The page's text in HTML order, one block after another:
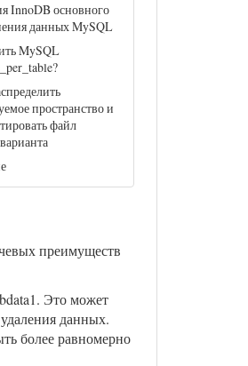
InnoDB основного
данных MySQL
MySQL
пространство и
файл
преимуществ
Это может
данных.
более равномерно